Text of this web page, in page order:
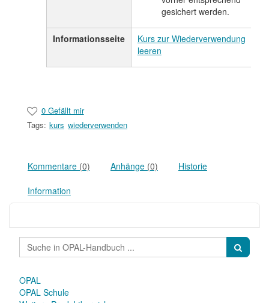
gesichert werden.
Informationsseite
Kurs zur Wiederverwendung
leeren
0 Gefällt mir
Tags: kurs wiederverwenden
Kommentare (0) Anhänge (0) Historie
Information
OPAL
OPAL Schule